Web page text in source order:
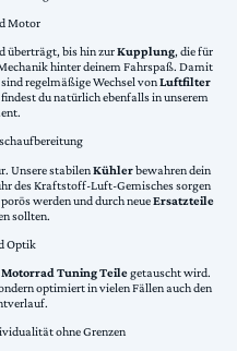
Motor
überträgt, bis hin zurKupplung, die für
hinter deinem Fahrspaß. Damit
regelmäßige Wechsel vonLuftfilter
findest du natürlich ebenfalls in unserem
Unsere stabilenKühlerbewahren dein
des Kraftstoff-Luft-Gemisches sorgen
werden und durch neueErsatzteile
sollten.
Optik
Motorrad Tuning Teilegetauscht wird.
optimiert in vielen Fällen auch den
ohne Grenzen